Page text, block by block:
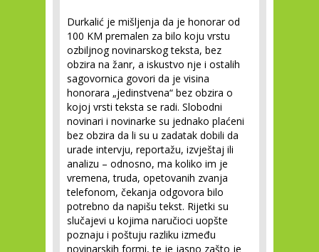
Durkalić je mišljenja da je honorar od
100 KM premalen za bilo koju vrstu
ozbiljnog novinarskog teksta, bez
obzira na žanr, a iskustvo nje i ostalih
sagovornica govori da je visina
honorara „jedinstvena“ bez obzira o
kojoj vrsti teksta se radi. Slobodni
novinari i novinarke su jednako plaćeni
bez obzira da li su u zadatak dobili da
urade intervju, reportažu, izvještaj ili
analizu – odnosno, ma koliko im je
vremena, truda, opetovanih zvanja
telefonom, čekanja odgovora bilo
potrebno da napišu tekst. Rijetki su
slučajevi u kojima naručioci uopšte
poznaju i poštuju razliku između
novinarskih formi, te je jasno zašto je